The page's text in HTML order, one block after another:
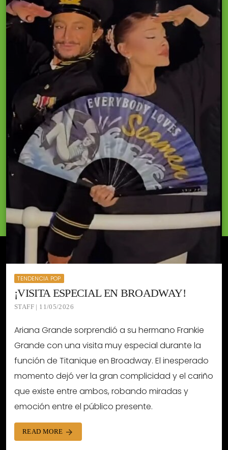
TENDENCIA POP
¡VISITA ESPECIAL EN BROADWAY!
STAFF | 11/05/2026
Ariana Grande sorprendió a su hermano Frankie
Grande con una visita muy especial durante la
función de Titanique en Broadway. El inesperado
momento dejó ver la gran complicidad y el cariño
que existe entre ambos, robando miradas y
emoción entre el público presente.
READ MORE arrow_forward